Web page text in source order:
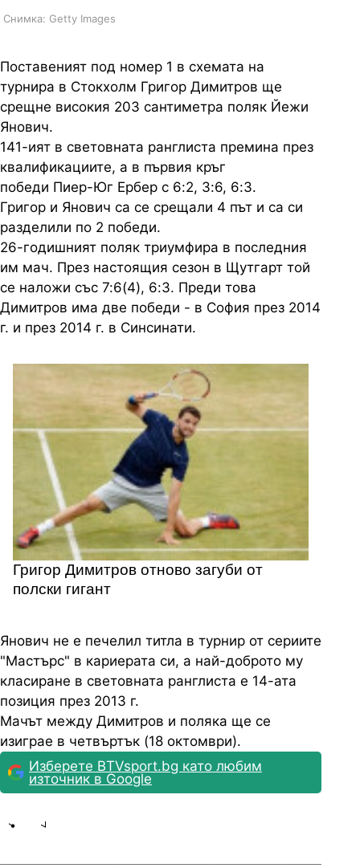
Снимка: Getty Images
Поставеният под номер 1 в схемата на
турнира в Стокхолм Григор Димитров ще
срещне високия 203 сантиметра поляк Йежи
Янович.
141-ият в световната ранглиста премина през
квалификациите, а в първия кръг
победи Пиер-Юг Ербер с 6:2, 3:6, 6:3.
Григор и Янович са се срещали 4 път и са си
разделили по 2 победи.
26-годишният поляк триумфира в последния
им мач. През настоящия сезон в Щутгарт той
се наложи със 7:6(4), 6:3. Преди това
Димитров има две победи - в София през 2014
г. и през 2014 г. в Синсинати.
Григор Димитров отново загуби от
полски гигант
Янович не е печелил титла в турнир от сериите
"Мастърс" в кариерата си, а най-доброто му
класиране в световната ранглиста е 14-ата
позиция през 2013 г.
Мачът между Димитров и поляка ще се
изиграе в четвъртък (18 октомври).
Изберете BTVsport.bg като любим
източник в Google